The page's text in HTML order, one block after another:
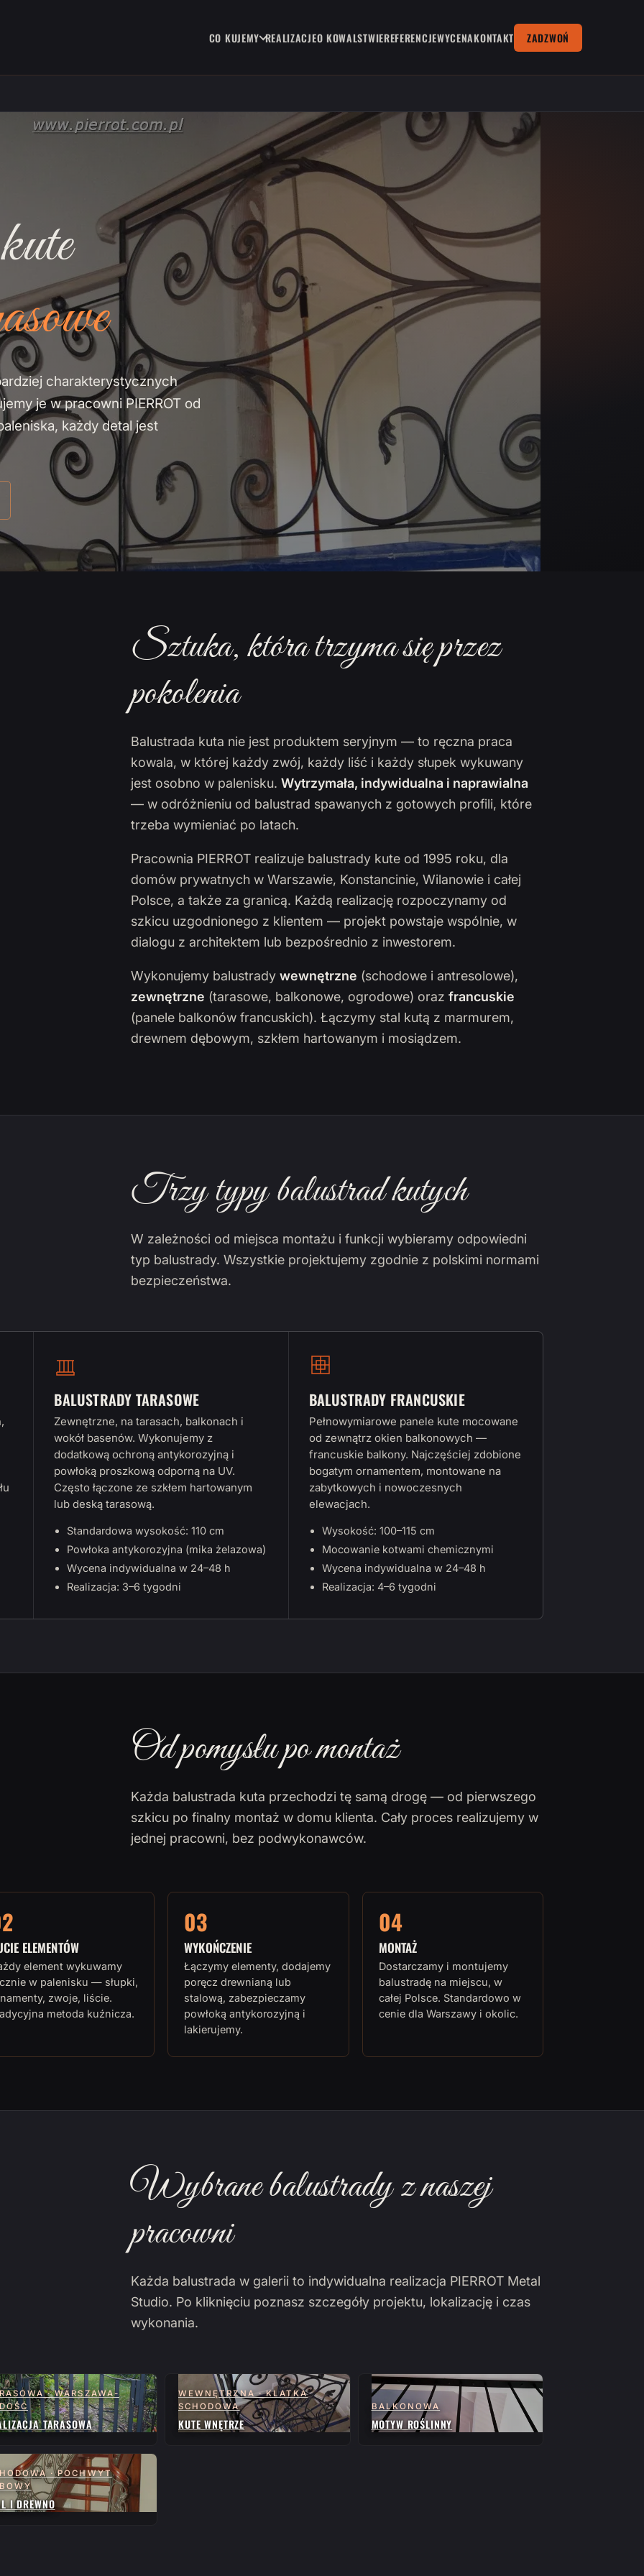
CO KUJEMY REALIZACJEO KOWALSTWIEREFERENCJEWYCENAKONTAKT ZADZWOŃ
charakterystycznych
je w pracowni PIERROT od
każdy detal jest
Sztuka, która trzyma się przez
pokolenia
Balustrada kuta nie jest produktem seryjnym — to ręczna praca
kowala, w której każdy zwój, każdy liść i każdy słupek wykuwany
jest osobno w palenisku. Wytrzymała, indywidualna i naprawialna
— w odróżnieniu od balustrad spawanych z gotowych profili, które
trzeba wymieniać po latach.
Pracownia PIERROT realizuje balustrady kute od 1995 roku, dla
domów prywatnych w Warszawie, Konstancinie, Wilanowie i całej
Polsce, a także za granicą. Każdą realizację rozpoczynamy od
szkicu uzgodnionego z klientem — projekt powstaje wspólnie, w
dialogu z architektem lub bezpośrednio z inwestorem.
Wykonujemy balustrady wewnętrzne (schodowe i antresolowe),
zewnętrzne (tarasowe, balkonowe, ogrodowe) oraz francuskie
(panele balkonów francuskich). Łączymy stal kutą z marmurem,
drewnem dębowym, szkłem hartowanym i mosiądzem.
Trzy typy balustrad kutych
W zależności od miejsca montażu i funkcji wybieramy odpowiedni
typ balustrady. Wszystkie projektujemy zgodnie z polskimi normami
bezpieczeństwa.
BALUSTRADY TARASOWE
Zewnętrzne, na tarasach, balkonach i
wokół basenów. Wykonujemy z
dodatkową ochroną antykorozyjną i
powłoką proszkową odporną na UV.
Często łączone ze szkłem hartowanym
lub deską tarasową.
Standardowa wysokość: 110 cm
Powłoka antykorozyjna (mika żelazowa)
Wycena indywidualna w 24–48 h
Realizacja: 3–6 tygodni
BALUSTRADY FRANCUSKIE
Pełnowymiarowe panele kute mocowane
od zewnątrz okien balkonowych —
francuskie balkony. Najczęściej zdobione
bogatym ornamentem, montowane na
zabytkowych i nowoczesnych
elewacjach.
Wysokość: 100–115 cm
Mocowanie kotwami chemicznymi
Wycena indywidualna w 24–48 h
Realizacja: 4–6 tygodni
Od pomysłu po montaż
Każda balustrada kuta przechodzi tę samą drogę — od pierwszego
szkicu po finalny montaż w domu klienta. Cały proces realizujemy w
jednej pracowni, bez podwykonawców.
ELEMENTÓW
element wykuwamy
w palenisku — słupki,
zwoje, liście.
metoda kuźnicza.
03
WYKOŃCZENIE
Łączymy elementy, dodajemy
poręcz drewnianą lub
stalową, zabezpieczamy
powłoką antykorozyjną i
lakierujemy.
04
MONTAŻ
Dostarczamy i montujemy
balustradę na miejscu, w
całej Polsce. Standardowo w
cenie dla Warszawy i okolic.
Wybrane balustrady z naszej
pracowni
Każda balustrada w galerii to indywidualna realizacja PIERROT Metal
Studio. Po kliknięciu poznasz szczegóły projektu, lokalizację i czas
wykonania.
· WARSZAWA-
TARASOWA
WEWNĘTRZNA · KLATKA
SCHODOWA
KUTE WNĘTRZE
BALKONOWA
MOTYW ROŚLINNY
· POCHWYT
I DREWNO